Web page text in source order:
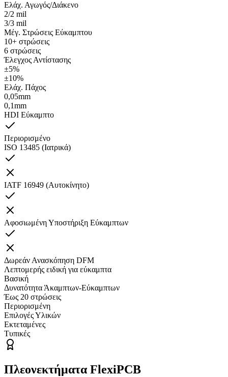
Ελάχ. Αγωγός/Διάκενο
2/2 mil
3/3 mil
Μέγ. Στρώσεις Εύκαμπτου
10+ στρώσεις
6 στρώσεις
Έλεγχος Αντίστασης
±5%
±10%
Ελάχ. Πάχος
0,05mm
0,1mm
HDI Εύκαμπτο
Περιορισμένο
ISO 13485 (Ιατρικά)
IATF 16949 (Αυτοκίνητο)
Αφοσιωμένη Υποστήριξη Εύκαμπτων
Δωρεάν Ανασκόπηση DFM
Λεπτομερής ειδική για εύκαμπτα
Βασική
Δυνατότητα Άκαμπτων-Εύκαμπτων
Έως 20 στρώσεις
Περιορισμένη
Επιλογές Υλικών
Εκτεταμένες
Τυπικές
Πλεονεκτήματα FlexiPCB